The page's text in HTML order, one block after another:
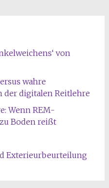
von
wahre
der digitalen Reitlehre
Wenn REM-
Boden reißt
Exterieurbeurteilung